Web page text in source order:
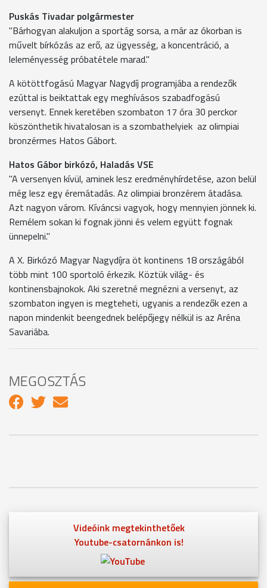
Puskás Tivadar polgármester
"Bárhogyan alakuljon a sportág sorsa, a már az ókorban is
művelt bírkózás az erő, az ügyesség, a koncentráció, a
leleményesség próbatétele marad."
A kötöttfogású Magyar Nagydíj programjába a rendezők
ezúttal is beiktattak egy meghívásos szabadfogású
versenyt. Ennek keretében szombaton 17 óra 30 perckor
köszönthetik hivatalosan is a szombathelyiek az olimpiai
bronzérmes Hatos Gábort.
Hatos Gábor birkózó, Haladás VSE
"A versenyen kívül, aminek lesz eredményhírdetése, azon belül
még lesz egy éremátadás. Az olimpiai bronzérem átadása.
Azt nagyon várom. Kíváncsi vagyok, hogy mennyien jönnek ki.
Remélem sokan ki fognak jönni és velem együtt fognak
ünnepelni."
A X. Birkózó Magyar Nagydíjra öt kontinens 18 országából
több mint 100 sportoló érkezik. Köztük világ- és
kontinensbajnokok. Aki szeretné megnézni a versenyt, az
szombaton ingyen is megteheti, ugyanis a rendezők ezen a
napon mindenkit beengednek belépőjegy nélkül is az Aréna
Savariába.
MEGOSZTÁS
Videóink megtekinthetőek
Youtube-csatornánkon is!